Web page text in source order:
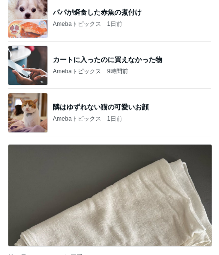
パパが瞬食した赤魚の煮付け
Amebaトピックス 1日前
カートに入ったのに買えなかった物
Amebaトピックス 9時間前
隣はゆずれない猫の可愛いお顔
Amebaトピックス 1日前